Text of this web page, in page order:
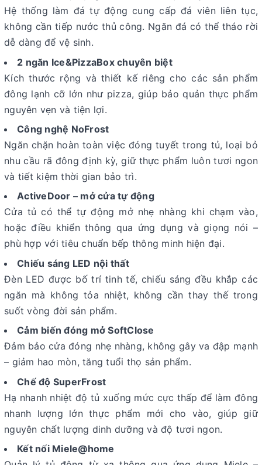
Hệ thống làm đá tự động cung cấp đá viên liên tục,
không cần tiếp nước thủ công. Ngăn đá có thể tháo rời
dễ dàng để vệ sinh.
2 ngăn Ice&PizzaBox chuyên biệt
Kích thước rộng và thiết kế riêng cho các sản phẩm
đông lạnh cỡ lớn như pizza, giúp bảo quản thực phẩm
nguyên vẹn và tiện lợi.
Công nghệ NoFrost
Ngăn chặn hoàn toàn việc đóng tuyết trong tủ, loại bỏ
nhu cầu rã đông định kỳ, giữ thực phẩm luôn tươi ngon
và tiết kiệm thời gian bảo trì.
ActiveDoor – mở cửa tự động
Cửa tủ có thể tự động mở nhẹ nhàng khi chạm vào,
hoặc điều khiển thông qua ứng dụng và giọng nói –
phù hợp với tiêu chuẩn bếp thông minh hiện đại.
Chiếu sáng LED nội thất
Đèn LED được bố trí tinh tế, chiếu sáng đều khắp các
ngăn mà không tỏa nhiệt, không cần thay thế trong
suốt vòng đời sản phẩm.
Cảm biến đóng mở SoftClose
Đảm bảo cửa đóng nhẹ nhàng, không gây va đập mạnh
– giảm hao mòn, tăng tuổi thọ sản phẩm.
Chế độ SuperFrost
Hạ nhanh nhiệt độ tủ xuống mức cực thấp để làm đông
nhanh lượng lớn thực phẩm mới cho vào, giúp giữ
nguyên chất lượng dinh dưỡng và độ tươi ngon.
Kết nối Miele@home